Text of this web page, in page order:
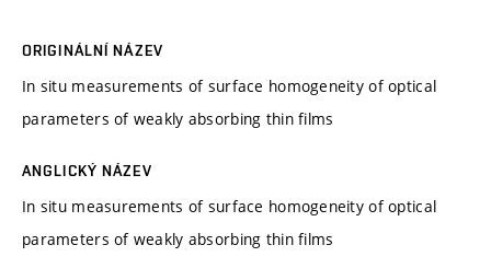
ORIGINÁLNÍ NÁZEV
In situ measurements of surface homogeneity of optical
parameters of weakly absorbing thin films
ANGLICKÝ NÁZEV
In situ measurements of surface homogeneity of optical
parameters of weakly absorbing thin films